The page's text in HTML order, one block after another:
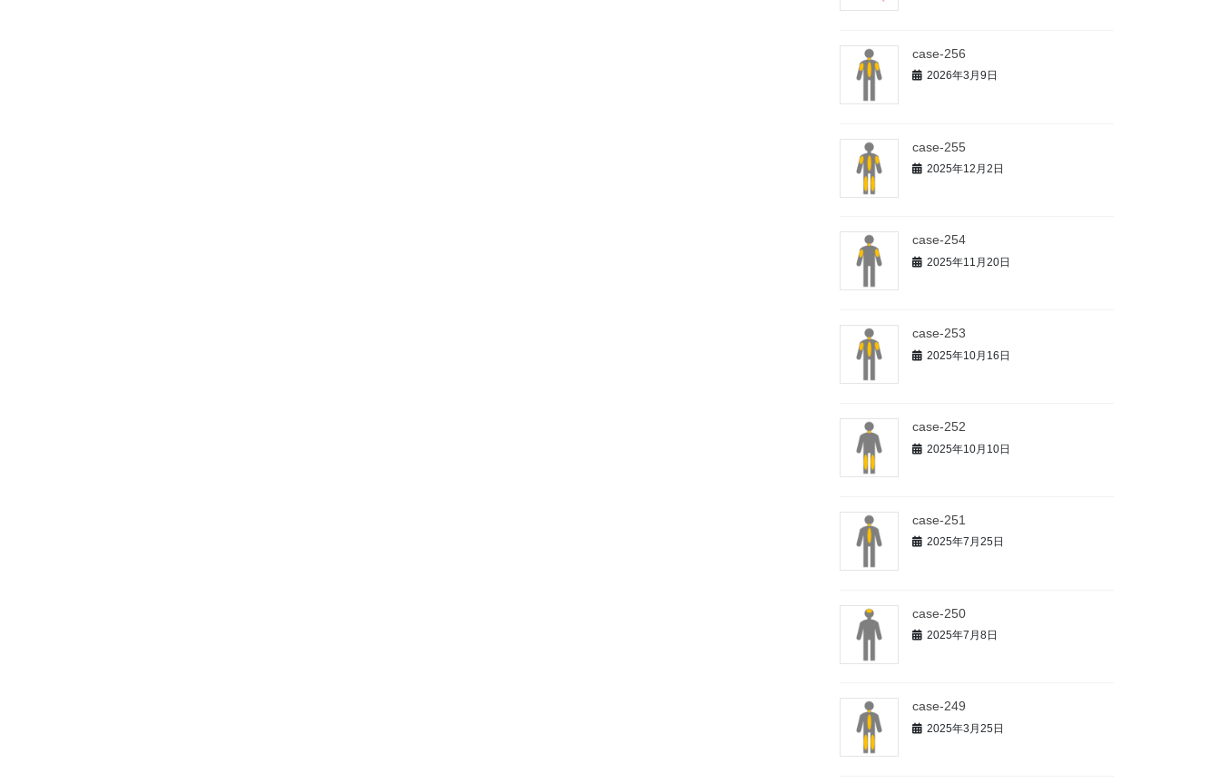
case-256
2026年3月9日
case-255
2025年12月2日
case-254
2025年11月20日
case-253
2025年10月16日
case-252
2025年10月10日
case-251
2025年7月25日
case-250
2025年7月8日
case-249
2025年3月25日